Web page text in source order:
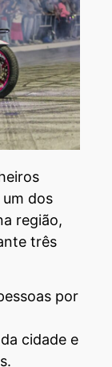
dos
região,
três
por
cidade e